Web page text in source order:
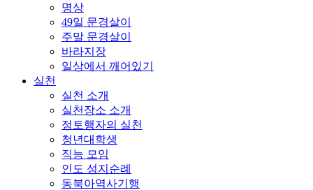
명상
49일 문경살이
주말 문경살이
바라지장
일상에서 깨어있기
실천
실천 소개
실천장소 소개
정토행자의 실천
청년대학생
직능 모임
인도 성지순례
동북아역사기행